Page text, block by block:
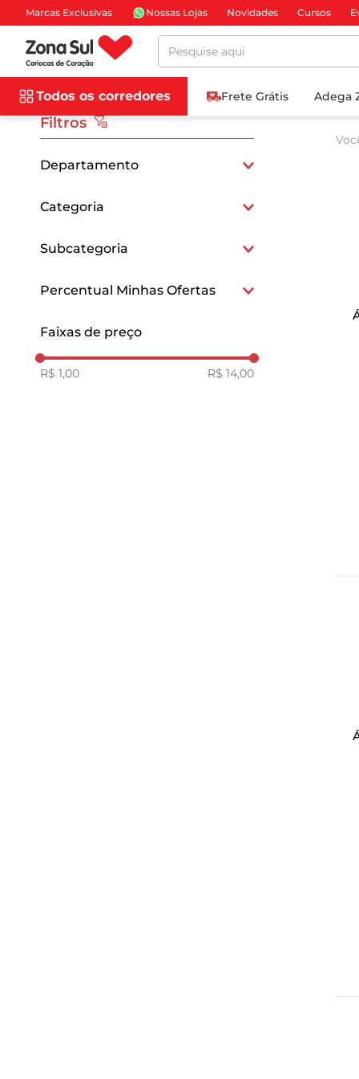
Marcas Exclusivas Nossas Lojas Novidades Cursos
Pesquise aqui
Todos os corredores Frete Grátis Adega
Filtros
Departamento
Categoria
Subcategoria
Percentual Minhas Ofertas
Faixas de preço
R$ 1,00 R$ 14,00